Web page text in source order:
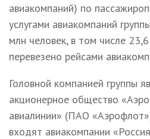
авиакомпаний) по
услугами авиакомпаний
млн человек, в том числе
перевезено рейсами
Головной компанией группы
акционерное общество
авиалинии» (ПАО
входят авиакомпании